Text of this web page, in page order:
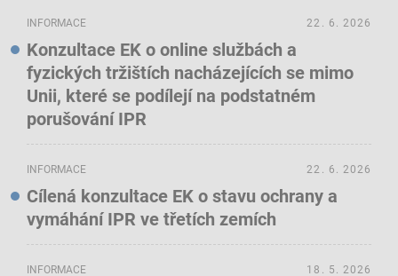
INFORMACE
Konzultace EK o online službách a
fyzických tržištích nacházejících se mimo
Unii, které se podílejí na podstatném
porušování IPR
22. 6. 2026
INFORMACE
Cílená konzultace EK o stavu ochrany a
vymáhání IPR ve třetích zemích
22. 6. 2026
INFORMACE 18. 5. 2026